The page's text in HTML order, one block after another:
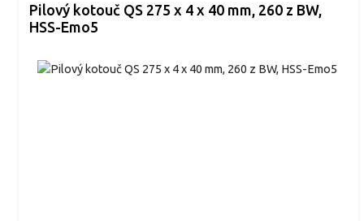
Pilový kotouč QS 275 x 4 x 40 mm, 260 z BW,
HSS-Emo5